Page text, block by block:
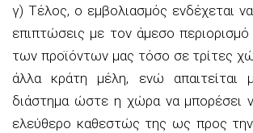
γ) Τέλος, ο εμβολιασμός ενδέχεται να
επιπτώσεις με τον άμεσο
των προϊόντων μας τόσο σε τρίτες
άλλα κράτη μέλη, ενώ απαιτείται
διάστημα ώστε η χώρα να μπορέσει
ελεύθερο καθεστώς της ως προς την